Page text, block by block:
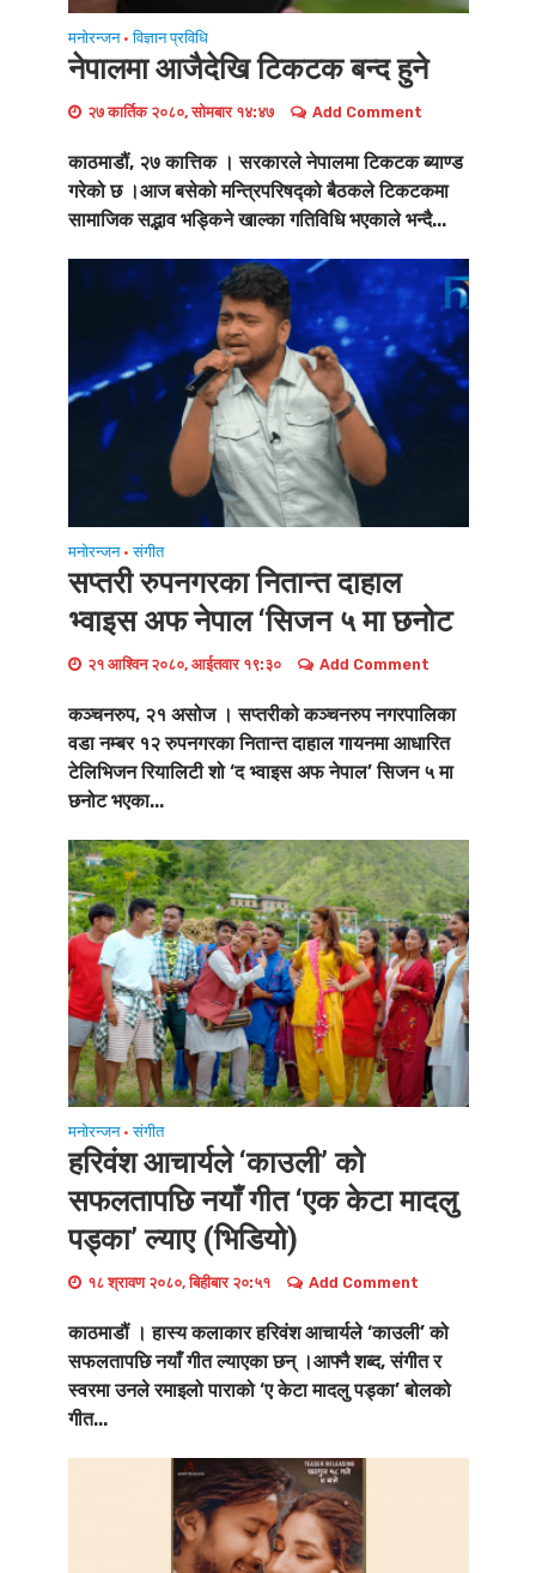
मनोरन्जन • विज्ञान प्रविधि
नेपालमा आजैदेखि टिकटक बन्द हुने
२७ कार्तिक २०८०, सोमबार १४:४७ Add Comment
काठमाडौं, २७ कात्तिक । सरकारले नेपालमा टिकटक ब्याण्ड
गरेको छ ।आज बसेको मन्त्रिपरिषद्को बैठकले टिकटकमा
सामाजिक सद्भाव भड्किने खाल्का गतिविधि भएकाले भन्दै...
मनोरन्जन • संगीत
सप्तरी रुपनगरका नितान्त दाहाल
भ्वाइस अफ नेपाल ‘सिजन ५ मा छनोट
२१ आश्विन २०८०, आईतवार १९:३० Add Comment
कञ्चनरुप, २१ असोज । सप्तरीको कञ्चनरुप नगरपालिका
वडा नम्बर १२ रुपनगरका नितान्त दाहाल गायनमा आधारित
टेलिभिजन रियालिटी शो ‘द भ्वाइस अफ नेपाल’ सिजन ५ मा
छनोट भएका...
मनोरन्जन • संगीत
हरिवंश आचार्यले ‘काउली’ को
सफलतापछि नयाँ गीत ‘एक केटा मादलु
पड्का’ ल्याए (भिडियो)
१८ श्रावण २०८०, बिहीबार २०:५१ Add Comment
काठमाडौं । हास्य कलाकार हरिवंश आचार्यले ‘काउली’ को
सफलतापछि नयाँ गीत ल्याएका छन् ।आफ्नै शब्द, संगीत र
स्वरमा उनले रमाइलो पाराको ‘ए केटा मादलु पड्का’ बोलको
गीत...